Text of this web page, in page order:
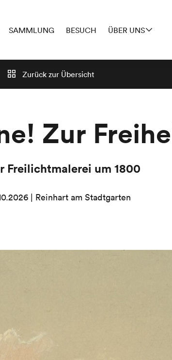
SAMMLUNG BESUCH ÜBER UNS
Zurück zur Übersicht
Zur
Freilichtmalerei um 1800
| Reinhart am Stadtgarten